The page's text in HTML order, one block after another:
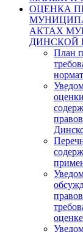
ОЦЕНКА
АКТАХ
ДИНСКОЙ
План
оценке